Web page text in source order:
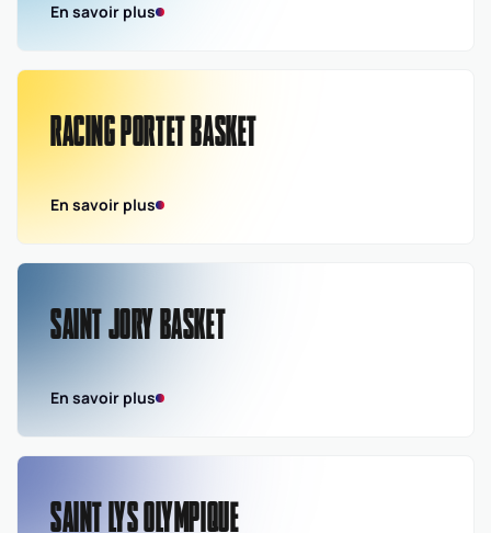
En savoir plus
RACING PORTET BASKET
En savoir plus
SAINT JORY BASKET
En savoir plus
SAINT LYS OLYMPIQUE